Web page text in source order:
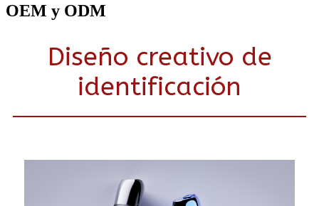
OEM y ODM
Diseño creativo de
identificación